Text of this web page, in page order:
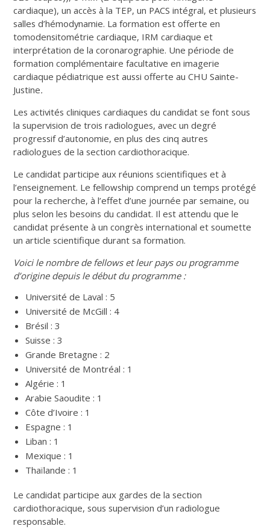
cardiaque), un accès à la TEP, un PACS intégral, et plusieurs
salles d’hémodynamie. La formation est offerte en
tomodensitométrie cardiaque, IRM cardiaque et
interprétation de la coronarographie. Une période de
formation complémentaire facultative en imagerie
cardiaque pédiatrique est aussi offerte au CHU Sainte-
Justine.
Les activités cliniques cardiaques du candidat se font sous
la supervision de trois radiologues, avec un degré
progressif d’autonomie, en plus des cinq autres
radiologues de la section cardiothoracique.
Le candidat participe aux réunions scientifiques et à
l’enseignement. Le fellowship comprend un temps protégé
pour la recherche, à l’effet d’une journée par semaine, ou
plus selon les besoins du candidat. Il est attendu que le
candidat présente à un congrès international et soumette
un article scientifique durant sa formation.
Voici le nombre de fellows et leur pays ou programme
d’origine depuis le début du programme :
Université de Laval : 5
Université de McGill : 4
Brésil : 3
Suisse : 3
Grande Bretagne : 2
Université de Montréal : 1
Algérie : 1
Arabie Saoudite : 1
Côte d’Ivoire : 1
Espagne : 1
Liban : 1
Mexique : 1
Thaïlande : 1
Le candidat participe aux gardes de la section
cardiothoracique, sous supervision d’un radiologue
responsable.